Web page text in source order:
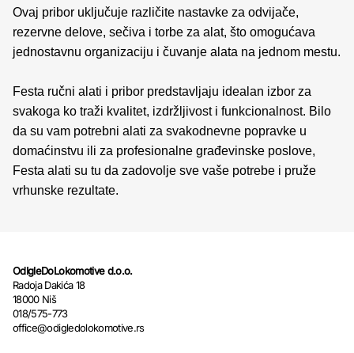
Ovaj pribor uključuje različite nastavke za odvijače,
rezervne delove, sečiva i torbe za alat, što omogućava
jednostavnu organizaciju i čuvanje alata na jednom mestu.
Festa ručni alati i pribor predstavljaju idealan izbor za
svakoga ko traži kvalitet, izdržljivost i funkcionalnost. Bilo
da su vam potrebni alati za svakodnevne popravke u
domaćinstvu ili za profesionalne građevinske poslove,
Festa alati su tu da zadovolje sve vaše potrebe i pruže
vrhunske rezultate.
OdIgleDoLokomotive d.o.o.
Radoja Dakića 18
18000 Niš
018/575-773
office@odigledolokomotive.rs